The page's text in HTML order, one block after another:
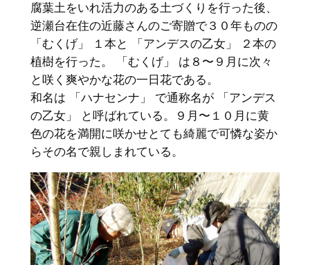
腐葉土をいれ活力のある土づくりを行った後、
逆瀬台在住の近藤さんのご寄贈で３０年ものの
「むくげ」 １本と 「アンデスの乙女」 ２本の
植樹を行った。 「むくげ」 は８〜９月に次々
と咲く爽やかな花の一日花である。
和名は 「ハナセンナ」 で通称名が 「アンデス
の乙女」 と呼ばれている。９月〜１０月に黄
色の花を満開に咲かせとても綺麗で可憐な姿か
らその名で親しまれている。